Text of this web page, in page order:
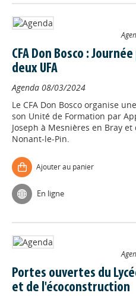
CFA Don Bosco :
deux UFA
Agenda 08/03/2024
Le CFA Don Bosco organise
son Unité de Formation par
Joseph à Mesnières en Bray et
Nonant-le-Pin.
Ajouter au panier
En ligne
Portes ouvertes du
et de l'écoconstruction